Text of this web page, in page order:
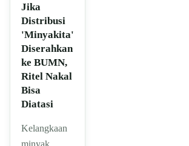
Jika
Distribusi
'Minyakita'
Diserahkan
ke BUMN,
Ritel Nakal
Bisa
Diatasi
Kelangkaan